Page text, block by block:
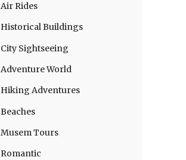
Air Rides
Historical Buildings
City Sightseeing
Adventure World
Hiking Adventures
Beaches
Musem Tours
Romantic